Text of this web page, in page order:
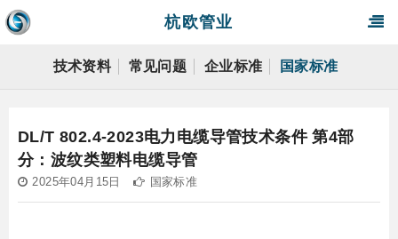
杭欧管业
技术资料 常见问题 企业标准 国家标准
DL/T 802.4-2023电力电缆导管技术条件 第4部
分：波纹类塑料电缆导管
2025年04月15日 国家标准